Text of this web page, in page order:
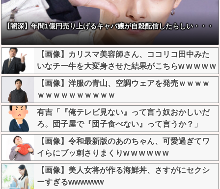
【闇深】年間1億円売り上げるキャバ嬢が自殺配信したらしい・・・
【画像】カリスマ美容師さん、ココリコ田中みた
いなチー牛を大変身させた結果がこちらw w w w w
w w w w w w
【画像】洋服の青山、空調ウェアを発売ｗｗｗｗ
ｗｗｗｗｗｗｗｗｗｗ
有吉「『俺テレビ見ない』って言う奴おかしいだ
ろ。団子屋で『団子食べない』って言うか？」
【画像】令和最新版のあのちゃん、可愛過ぎてワ
イらにブッ刺さりまくりw w w w w w
【画像】美人女将が作る海鮮丼、さすがにセクシ
ーすぎるwwwwww